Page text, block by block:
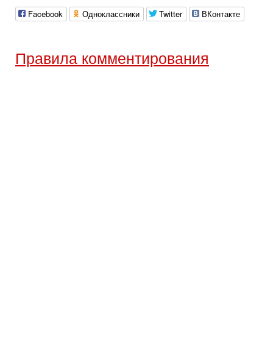
Facebook Одноклассники Twitter ВКонтакте
Правила комментирования